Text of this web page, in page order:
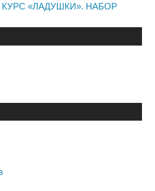
«ЛАДУШКИ». НАБОР